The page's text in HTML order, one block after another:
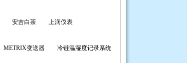
安吉白茶 上润仪表
METRIX变送器 冷链温湿度记录系统